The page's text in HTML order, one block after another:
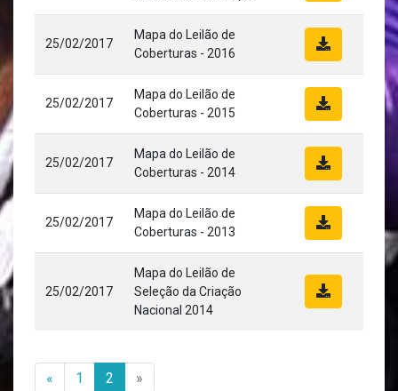
25/02/2017
Mapa do Leilão de
Coberturas - 2016
25/02/2017
Mapa do Leilão de
Coberturas - 2015
25/02/2017
Mapa do Leilão de
Coberturas - 2014
25/02/2017
Mapa do Leilão de
Coberturas - 2013
25/02/2017
Mapa do Leilão de
Seleção da Criação
Nacional 2014
« 1 2 »